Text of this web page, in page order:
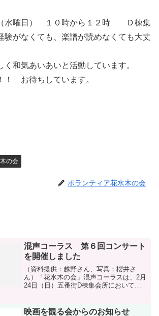
曜日） １０時から１２時 Ｄ棟集
なくても、楽譜が読めなくても大丈
和気あいあいと活動しています。
お待ちしています。
の会
ボランティア花水木の会
混声コーラス 第６回コンサート
を開催しました
（資料提供：越野さん、写真：櫻井さ
ん）「花水木の会」混声コーラスは、2月
24日（日）五番街D棟集会所において第6
集って頂き、立見が出るような盛況でし
映画を観る会からのお知らせ